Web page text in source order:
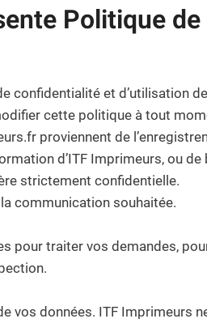
Politique
et d’utilisation
cette politique à tout
proviennent de
d’ITF Imprimeurs, ou
strictement confidentielle.
communication souhaitée.
pour traiter vos demandes,
données. ITF Imprimeurs